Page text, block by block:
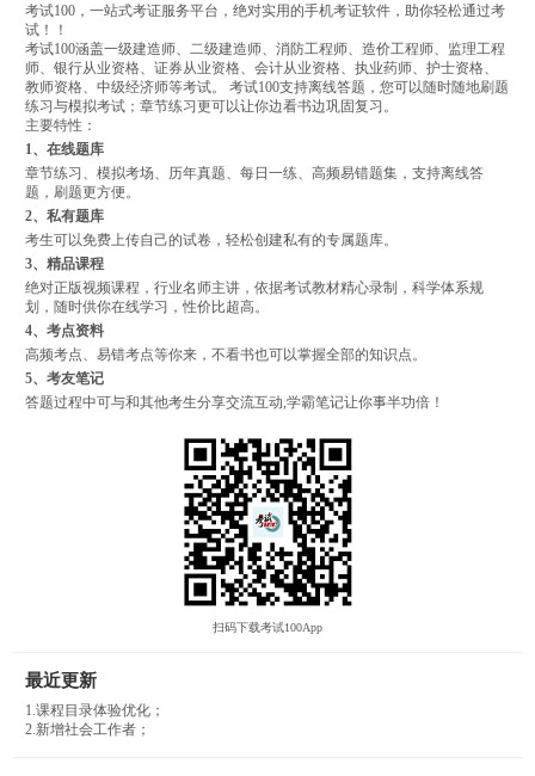
考试100，一站式考证服务平台，绝对实用的手机考证软件，助你轻松通过考
试！！
考试100涵盖一级建造师、二级建造师、消防工程师、造价工程师、监理工程
师、银行从业资格、证券从业资格、会计从业资格、执业药师、护士资格、
教师资格、中级经济师等考试。 考试100支持离线答题，您可以随时随地刷题
练习与模拟考试；章节练习更可以让你边看书边巩固复习。
主要特性：
1、在线题库
章节练习、模拟考场、历年真题、每日一练、高频易错题集，支持离线答
题，刷题更方便。
2、私有题库
考生可以免费上传自己的试卷，轻松创建私有的专属题库。
3、精品课程
绝对正版视频课程，行业名师主讲，依据考试教材精心录制，科学体系规
划，随时供你在线学习，性价比超高。
4、考点资料
高频考点、易错考点等你来，不看书也可以掌握全部的知识点。
5、考友笔记
答题过程中可与和其他考生分享交流互动,学霸笔记让你事半功倍！
扫码下载考试100App
最近更新
1.课程目录体验优化；
2.新增社会工作者；